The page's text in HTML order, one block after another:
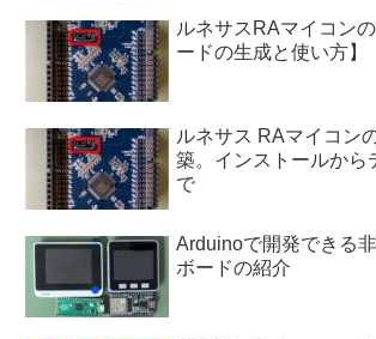
ルネサスRAマイコン
ードの生成と使い方】
ルネサス RAマイコン
築。インストールから
で
Arduinoで開発できる
ボードの紹介